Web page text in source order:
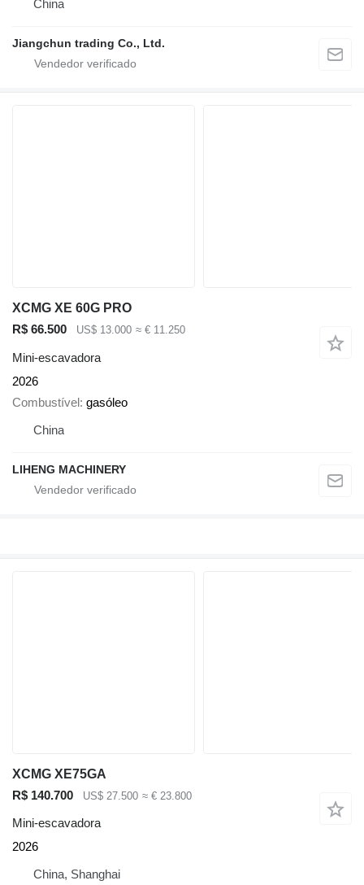
China
Jiangchun trading Co., Ltd.
XCMG XE 60G PRO
R$ 66.500
US$ 13.000 ≈ € 11.250
Mini-escavadora
2026
Combustível gasóleo
China
LIHENG MACHINERY
XCMG XE75GA
R$ 140.700
US$ 27.500 ≈ € 23.800
Mini-escavadora
2026
China, Shanghai